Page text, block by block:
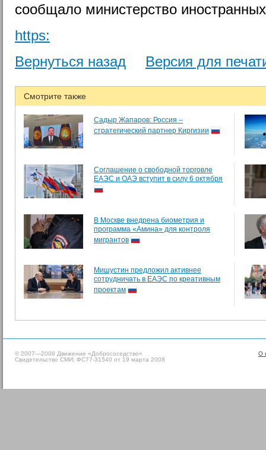
сообщало министерство
https:
Вернуться назад
Версия для
Смотрите также
Садыр Жапаров: Россия –
стратегический партнер Киргизии
Соглашение о свободной торговле
ЕАЭС и ОАЭ вступит в силу 6 октября
В Москве внедрена биометрия и
программа «Амина» для контроля
мигрантов
Мишустин предложил активнее
сотрудничать в ЕАЭС по креативным
проектам
О
© 2007—2008 Движение «Добрососедство»
Свидетельство СМИ: ФС77-31540 от 19 марта 2008